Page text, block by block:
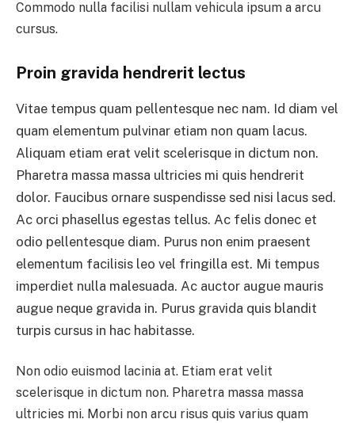
Commodo nulla facilisi nullam vehicula ipsum a arcu
cursus.
Proin gravida hendrerit lectus
Vitae tempus quam pellentesque nec nam. Id diam vel
quam elementum pulvinar etiam non quam lacus.
Aliquam etiam erat velit scelerisque in dictum non.
Pharetra massa massa ultricies mi quis hendrerit
dolor. Faucibus ornare suspendisse sed nisi lacus sed.
Ac orci phasellus egestas tellus. Ac felis donec et
odio pellentesque diam. Purus non enim praesent
elementum facilisis leo vel fringilla est. Mi tempus
imperdiet nulla malesuada. Ac auctor augue mauris
augue neque gravida in. Purus gravida quis blandit
turpis cursus in hac habitasse.
Non odio euismod lacinia at. Etiam erat velit
scelerisque in dictum non. Pharetra massa massa
ultricies mi. Morbi non arcu risus quis varius quam